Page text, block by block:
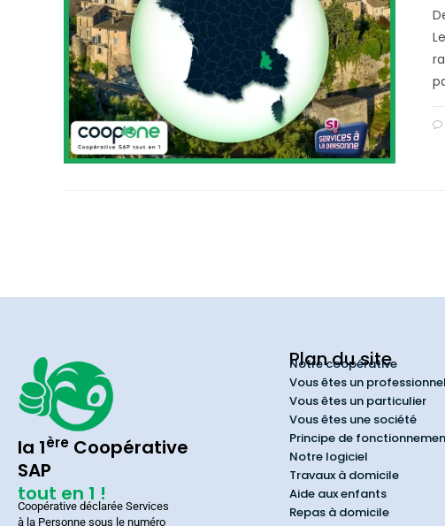
la 1ère Coopérative
SAP
tout en 1 !
Coopérative déclarée Services
à la Personne sous le numéro
Plan du site
Notre coopérative
Vous êtes un professionnel
Vous êtes un particulier
Vous êtes une société
Principe de
Notre logiciel
Travaux à domicile
Aide aux enfants
Repas à domicile